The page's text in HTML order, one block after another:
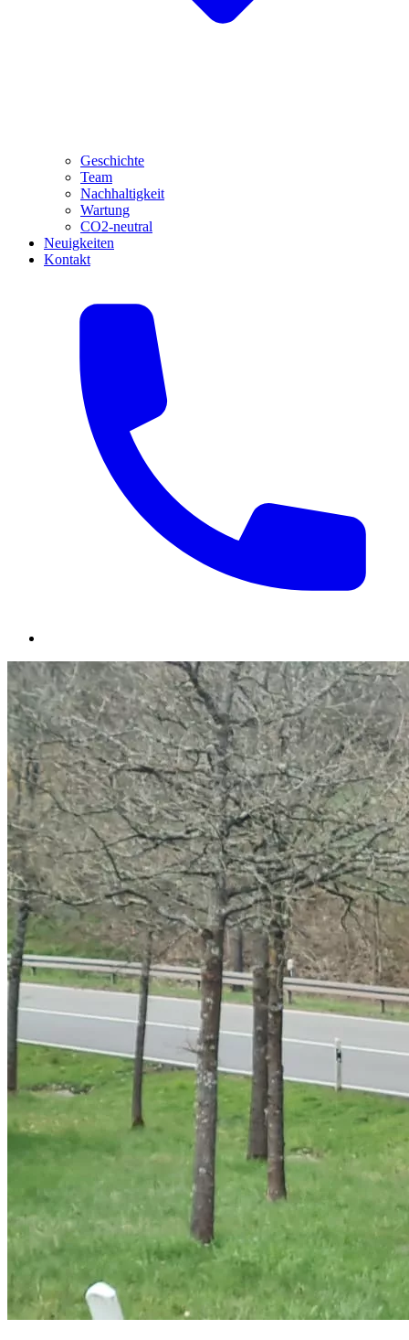
Geschichte
Team
Nachhaltigkeit
Wartung
CO2-neutral
Neuigkeiten
Kontakt